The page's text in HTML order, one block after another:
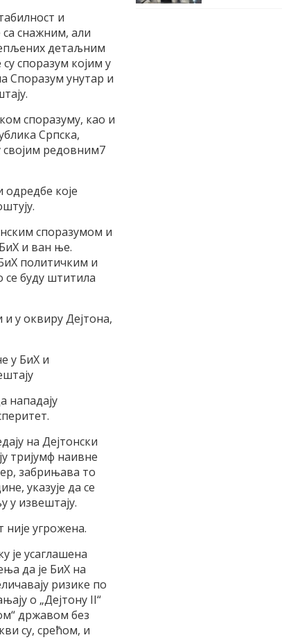
и
снажним, али
детаљним
споразум којим у
Споразум унутар и
споразуму, као и
Српска,
својим редовним7
одредбе које
споразумом и
и ван ње.
политичким и
се буду штитила
и у оквиру Дејтона,
у БиХ и
нападају
на Дејтонски
тријумф наивне
забрињава то
указује да се
у извештају.
угрожена.
је усаглашена
да је БиХ на
ризике по
о „Дејтону II“
државом без
су, срећом, и